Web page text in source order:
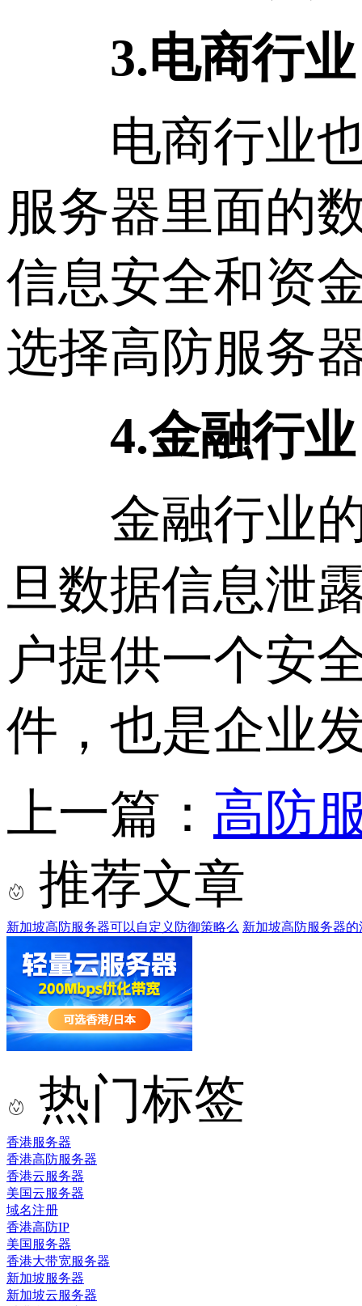
3.电商行业
电商行业也
服务器里面的
信息安全和资
选择高防服务
4.金融行业
金融行业的
旦数据信息泄
户提供一个安
件，也是企业
上一篇： 高防
推荐文章
新加坡高防服务器可以自定义防御策略么 新加坡高防服务器
热门标签
香港服务器
香港高防服务器
香港云服务器
美国云服务器
域名注册
香港高防IP
美国服务器
香港大带宽服务器
新加坡服务器
新加坡云服务器